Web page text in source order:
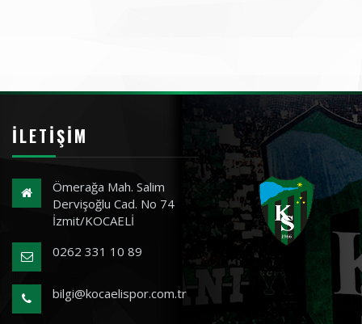
İLETIŞIM
Ömerağa Mah. Salim
Dervişoğlu Cad. No 74
İzmit/KOCAELİ
0262 331 10 89
bilgi@kocaelispor.com.tr